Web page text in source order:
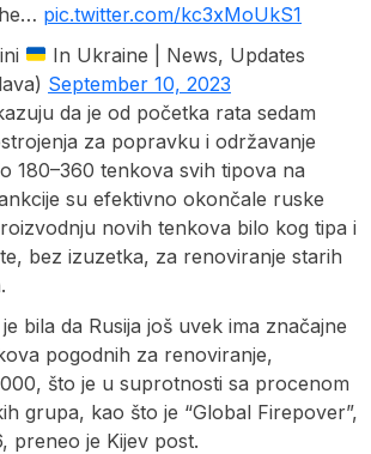
pic.twitter.com/kc3xMoUkS1
In Ukraine | News, Updates
September 10, 2023
da je od početka rata sedam
za popravku i održavanje
180–360 tenkova svih tipova na
su efektivno okončale ruske
novih tenkova bilo kog tipa i
bez izuzetka, za renoviranje starih
bila da Rusija još uvek ima značajne
pogodnih za renoviranje,
što je u suprotnosti sa procenom
grupa, kao što je “Global Firepover”,
preneo je Kijev post.